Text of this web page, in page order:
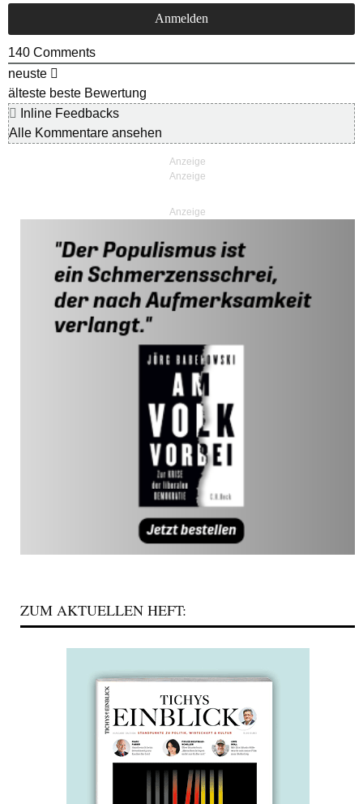
140 Comments
neuste
älteste beste Bewertung
Inline Feedbacks
Alle Kommentare ansehen
Anzeige
ZUM AKTUELLEN HEFT: